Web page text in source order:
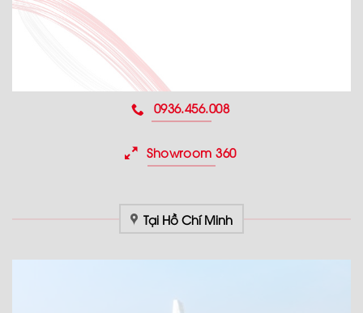
0936.456.008
Showroom 360
Tại Hồ Chí Minh